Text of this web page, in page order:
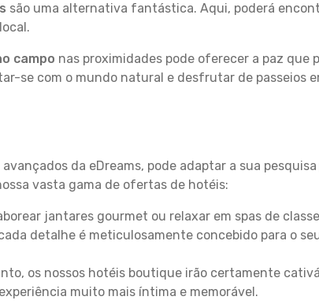
são uma alternativa fantástica. Aqui, poderá
campo nas proximidades pode oferecer a paz que
se com o mundo natural e desfrutar de passeios
da eDreams, pode adaptar a sua pesquisa
vasta gama de ofertas de hotéis:
jantares gourmet ou relaxar em spas de
detalhe é meticulosamente concebido para o
os nossos hotéis boutique irão certamente
muito mais íntima e memorável.